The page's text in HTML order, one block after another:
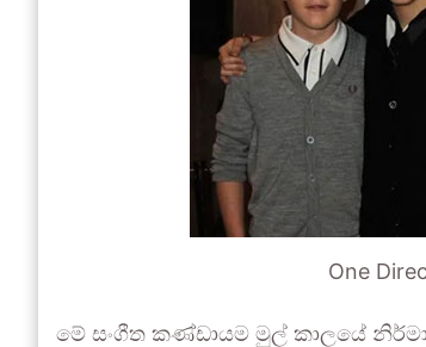
One
මේ සංගීත කණ්ඩායම මුල් කාලයේ නිර්මාණය